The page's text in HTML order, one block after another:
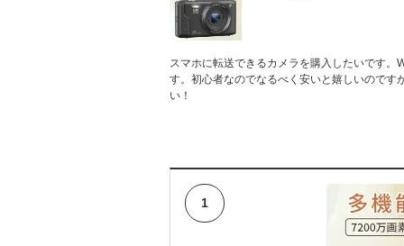
スマホに転送できるカメラを購入したいです
す。初心者なのでなるべく安いと嬉しいので
い！
1